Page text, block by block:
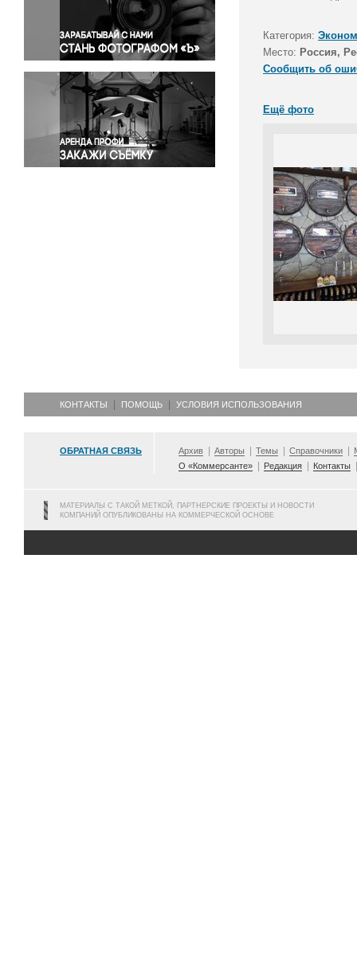
Правосудие
Происшествия и конфликты
Религия
Светская жизнь
Спорт
Экология
Экономика и бизнес
Категория:
Место: Россия,
Сообщить об
Ещё фото
КОНТАКТЫ ПОМОЩЬ УСЛОВИЯ ИСПОЛЬЗОВАНИЯ
ОБРАТНАЯ СВЯЗЬ Архив Авторы Темы Справочники
О «Коммерсанте»
Редакция Контакты
МАТЕРИАЛЫ С ТАКОЙ МЕТКОЙ, ПАРТНЕРСКИЕ ПРОЕКТЫ И НОВОСТИ
КОМПАНИЙ ОПУБЛИКОВАНЫ НА КОММЕРЧЕСКОЙ ОСНОВЕ